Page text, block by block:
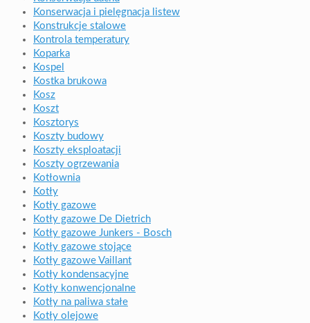
Konserwacja i pielęgnacja listew
Konstrukcje stalowe
Kontrola temperatury
Koparka
Kospel
Kostka brukowa
Kosz
Koszt
Kosztorys
Koszty budowy
Koszty eksploatacji
Koszty ogrzewania
Kotłownia
Kotły
Kotły gazowe
Kotły gazowe De Dietrich
Kotły gazowe Junkers - Bosch
Kotły gazowe stojące
Kotły gazowe Vaillant
Kotły kondensacyjne
Kotły konwencjonalne
Kotły na paliwa stałe
Kotły olejowe